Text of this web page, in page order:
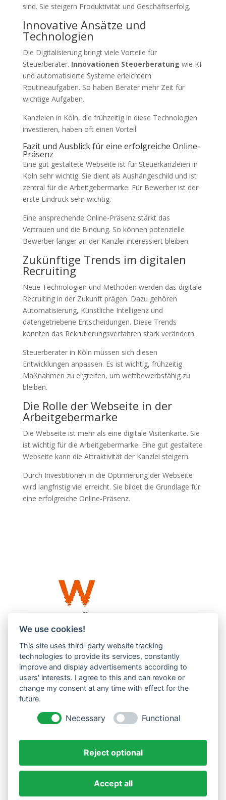
sind. Sie steigern Produktivität und Geschäftserfolg.
Innovative Ansätze und
Technologien
Die Digitalisierung bringt viele Vorteile für
Steuerberater. Innovationen Steuerberatung wie KI
und automatisierte Systeme erleichtern
Routineaufgaben. So haben Berater mehr Zeit für
wichtige Aufgaben.
Kanzleien in Köln, die frühzeitig in diese Technologien
investieren, haben oft einen Vorteil.
Fazit und Ausblick für eine erfolgreiche Online-
Präsenz
Eine gut gestaltete Webseite ist für Steuerkanzleien in
Köln sehr wichtig. Sie dient als Aushängeschild und ist
zentral für die Arbeitgebermarke. Für Bewerber ist der
erste Eindruck sehr wichtig.
Eine ansprechende Online-Präsenz stärkt das
Vertrauen und die Bindung. So können potenzielle
Bewerber länger an der Kanzlei interessiert bleiben.
Zukünftige Trends im digitalen
Recruiting
Neue Technologien und Methoden werden das digitale
Recruiting in der Zukunft prägen. Dazu gehören
Automatisierung, Künstliche Intelligenz und
datengetriebene Entscheidungen. Diese Trends
könnten das Rekrutierungsverfahren stark verändern.
Steuerberater in Köln müssen sich diesen
Entwicklungen anpassen. Es ist wichtig, frühzeitig
Maßnahmen zu ergreifen, um wettbewerbsfähig zu
bleiben.
Die Rolle der Webseite in der
Arbeitgebermarke
Die Webseite ist mehr als eine digitale Visitenkarte. Sie
ist wichtig für die Arbeitgebermarke. Eine gut gestaltete
Webseite kann die Attraktivität der Kanzlei steigern.
Durch Investitionen in die Optimierung der Webseite
wird langfristig viel erreicht. Sie bildet die Grundlage für
eine erfolgreiche Online-Präsenz.
Westküste UG (haftungsbeschränkt)
Menzlingen 14 B
51503 Rösrath
Datenschutzerklärung
We use cookies!
This site uses third-party website tracking
technologies to provide its services, constantly
improve and display advertisements according to
users' interests. I agree to this and can revoke or
change my consent at any time with effect for the
future.
Necessary Functional
Reject optional
Accept all